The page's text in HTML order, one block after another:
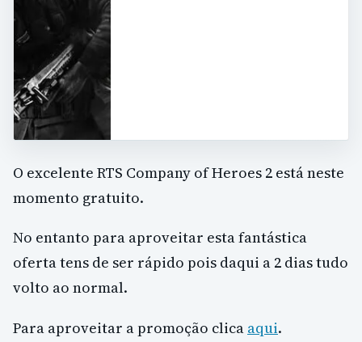
O excelente RTS Company of Heroes 2 está neste
momento gratuito.
No entanto para aproveitar esta fantástica
oferta tens de ser rápido pois daqui a 2 dias tudo
volto ao normal.
Para aproveitar a promoção clica aqui.